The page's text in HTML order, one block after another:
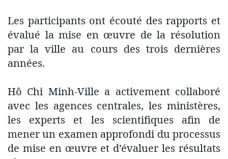
Les participants ont écouté des rapports et
évalué la mise en œuvre de la résolution
par la ville au cours des trois dernières
années.
Hô Chi Minh-Ville a activement collaboré
avec les agences centrales, les ministères,
les experts et les scientifiques afin de
mener un examen approfondi du processus
de mise en œuvre et d’évaluer les résultats